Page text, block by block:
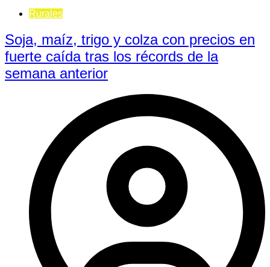
Rurales
Soja, maíz, trigo y colza con precios en
fuerte caída tras los récords de la
semana anterior